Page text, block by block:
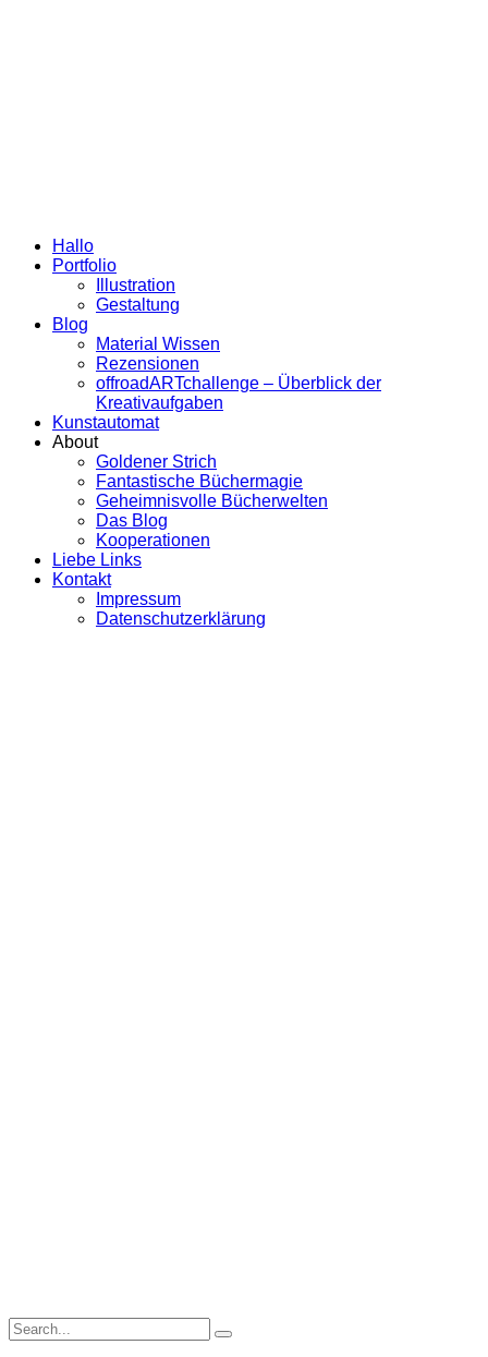
Hallo
Portfolio
Illustration
Gestaltung
Blog
Material Wissen
Rezensionen
offroadARTchallenge – Überblick der
Kreativaufgaben
Kunstautomat
About
Goldener Strich
Fantastische Büchermagie
Geheimnisvolle Bücherwelten
Das Blog
Kooperationen
Liebe Links
Kontakt
Impressum
Datenschutzerklärung